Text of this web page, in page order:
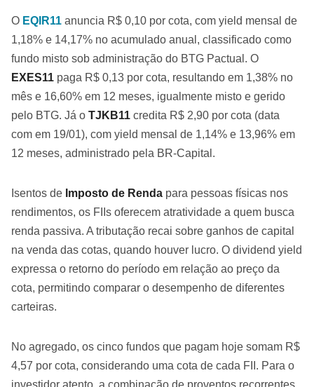
O EQIR11 anuncia R$ 0,10 por cota, com yield mensal de
1,18% e 14,17% no acumulado anual, classificado como
fundo misto sob administração do BTG Pactual. O
EXES11 paga R$ 0,13 por cota, resultando em 1,38% no
mês e 16,60% em 12 meses, igualmente misto e gerido
pelo BTG. Já o TJKB11 credita R$ 2,90 por cota (data
com em 19/01), com yield mensal de 1,14% e 13,96% em
12 meses, administrado pela BR-Capital.
Isentos de Imposto de Renda para pessoas físicas nos
rendimentos, os FIIs oferecem atratividade a quem busca
renda passiva. A tributação recai sobre ganhos de capital
na venda das cotas, quando houver lucro. O dividend yield
expressa o retorno do período em relação ao preço da
cota, permitindo comparar o desempenho de diferentes
carteiras.
No agregado, os cinco fundos que pagam hoje somam R$
4,57 por cota, considerando uma cota de cada FII. Para o
investidor atento, a combinação de proventos recorrentes,